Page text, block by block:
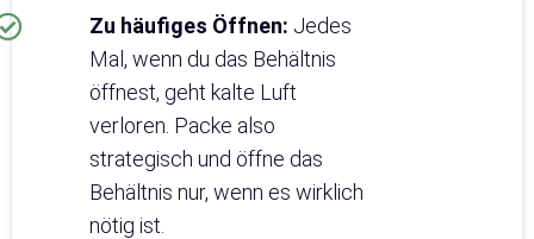
Zu häufiges Öffnen: Jedes
Mal, wenn du das Behältnis
öffnest, geht kalte Luft
verloren. Packe also
strategisch und öffne das
Behältnis nur, wenn es wirklich
nötig ist.